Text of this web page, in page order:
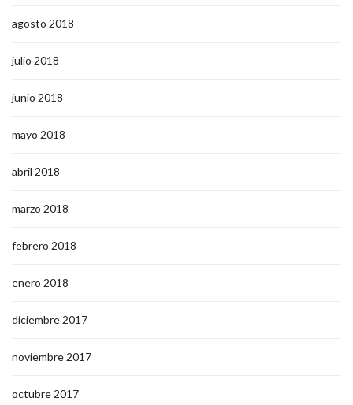
agosto 2018
julio 2018
junio 2018
mayo 2018
abril 2018
marzo 2018
febrero 2018
enero 2018
diciembre 2017
noviembre 2017
octubre 2017